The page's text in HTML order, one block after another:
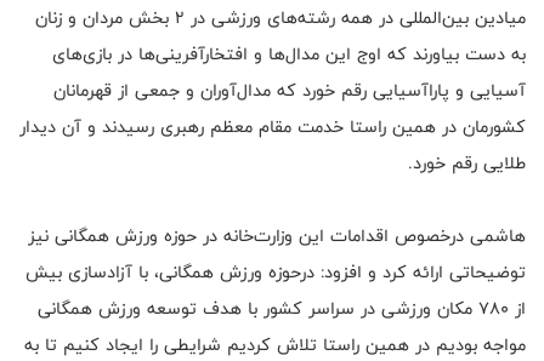
میادین بین‌المللی در همه رشته‌های ورزشی در ۲ بخش مردان و زنان
به دست بیاورند که اوج این مدال‌ها و افتخارآفرینی‌ها در بازی‌های
آسیایی و پاراآسیایی رقم خورد که مدال‌آوران و جمعی از قهرمانان
کشورمان در همین راستا خدمت مقام معظم رهبری رسیدند و آن دیدار
طلایی رقم خورد.
هاشمی درخصوص اقدامات این وزارت‌خانه در حوزه ورزش همگانی نیز
توضیحاتی ارائه کرد و افزود: درحوزه ورزش همگانی، با آزادسازی بیش
از ۷۸۰ مکان ورزشی در سراسر کشور با هدف توسعه ورزش همگانی
مواجه بودیم در همین راستا تلاش کردیم شرایطی را ایجاد کنیم تا به